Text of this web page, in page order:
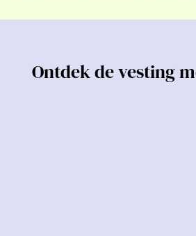
Ontdek de vesting